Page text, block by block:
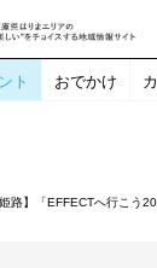
ト おでかけ
姫路】「EFFECTへ行こう